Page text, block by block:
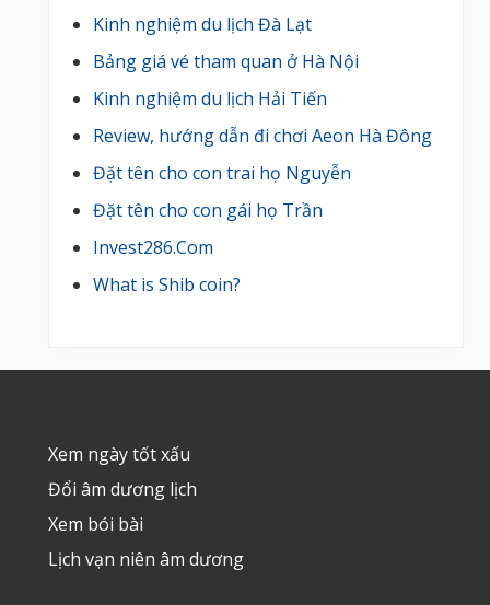
Kinh nghiệm du lịch Đà Lạt
Bảng giá vé tham quan ở Hà Nội
Kinh nghiệm du lịch Hải Tiến
Review, hướng dẫn đi chơi Aeon Hà Đông
Đặt tên cho con trai họ Nguyễn
Đặt tên cho con gái họ Trần
Invest286.Com
What is Shib coin?
Xem ngày tốt xấu
Đổi âm dương lịch
Xem bói bài
Lịch vạn niên âm dương